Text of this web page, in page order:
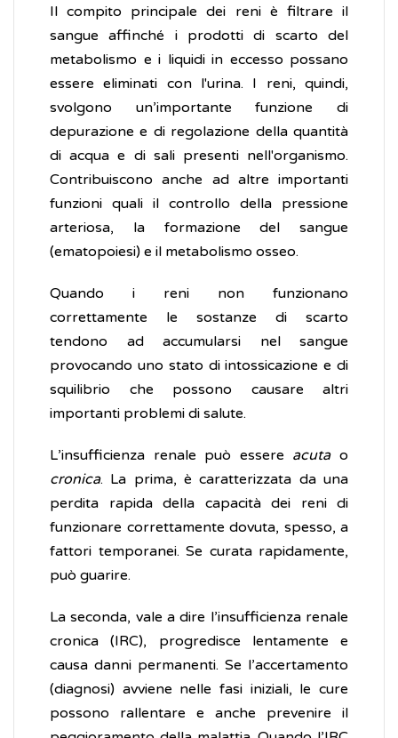
Il compito principale dei reni è filtrare il
sangue affinché i prodotti di scarto del
metabolismo e i liquidi in eccesso possano
essere eliminati con l'urina. I reni, quindi,
svolgono un’importante funzione di
depurazione e di regolazione della quantità
di acqua e di sali presenti nell'organismo.
Contribuiscono anche ad altre importanti
funzioni quali il controllo della pressione
arteriosa, la formazione del sangue
(ematopoiesi) e il metabolismo osseo.
Quando i reni non funzionano
correttamente le sostanze di scarto
tendono ad accumularsi nel sangue
provocando uno stato di intossicazione e di
squilibrio che possono causare altri
importanti problemi di salute.
L’insufficienza renale può essere acutao
cronica. La prima, è caratterizzata da una
perdita rapida della capacità dei reni di
funzionare correttamente dovuta, spesso, a
fattori temporanei. Se curata rapidamente,
può guarire.
La seconda, vale a dire l’insufficienza renale
cronica (IRC), progredisce lentamente e
causa danni permanenti. Se l’accertamento
(diagnosi) avviene nelle fasi iniziali, le cure
possono rallentare e anche prevenire il